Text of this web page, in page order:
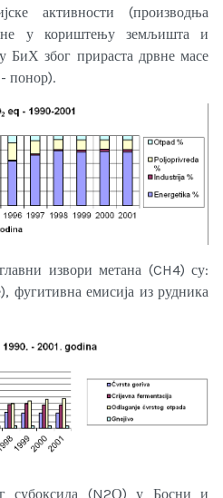
активности (производња
у кориштењу земљишта и
БиХ због прираста дрвне масе
- понор).
извори метана (CH4) су:
фугитивна емисија из рудника
субоксида (N2О) у Босни и